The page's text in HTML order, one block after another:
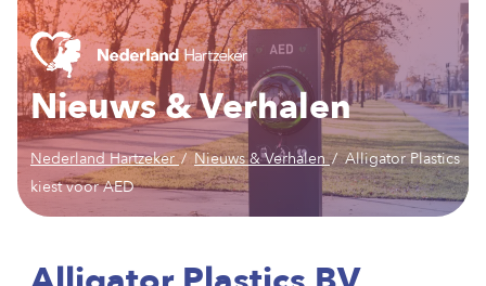
Nieuws & Verhalen
Nederland Hartzeker Nieuws & Verhalen
Alligator Plastics
kiest voor AED